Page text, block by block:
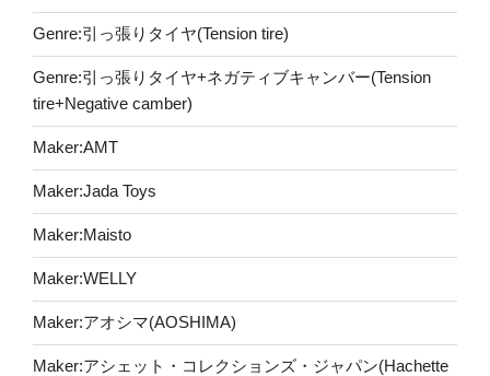
Genre:引っ張りタイヤ(Tension tire)
Genre:引っ張りタイヤ+ネガティブキャンバー(Tension
tire+Negative camber)
Maker:AMT
Maker:Jada Toys
Maker:Maisto
Maker:WELLY
Maker:アオシマ(AOSHIMA)
Maker:アシェット・コレクションズ・ジャパン(Hachette